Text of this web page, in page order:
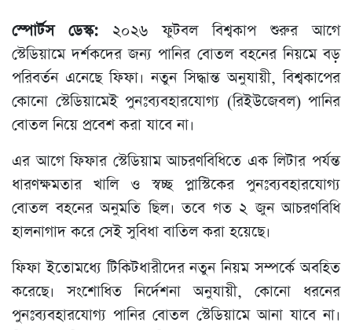
স্পোর্টস ডেস্ক: ২০২৬ ফুটবল বিশ্বকাপ শুরুর আগে
স্টেডিয়ামে দর্শকদের জন্য পানির বোতল বহনের নিয়মে বড়
পরিবর্তন এনেছে ফিফা। নতুন সিদ্ধান্ত অনুযায়ী, বিশ্বকাপের
কোনো স্টেডিয়ামেই পুনঃব্যবহারযোগ্য (রিইউজেবল) পানির
বোতল নিয়ে প্রবেশ করা যাবে না।
এর আগে ফিফার স্টেডিয়াম আচরণবিধিতে এক লিটার পর্যন্ত
ধারণক্ষমতার খালি ও স্বচ্ছ প্লাস্টিকের পুনঃব্যবহারযোগ্য
বোতল বহনের অনুমতি ছিল। তবে গত ২ জুন আচরণবিধি
হালনাগাদ করে সেই সুবিধা বাতিল করা হয়েছে।
ফিফা ইতোমধ্যে টিকিটধারীদের নতুন নিয়ম সম্পর্কে অবহিত
করেছে। সংশোধিত নির্দেশনা অনুযায়ী, কোনো ধরনের
পুনঃব্যবহারযোগ্য পানির বোতল স্টেডিয়ামে আনা যাবে না।